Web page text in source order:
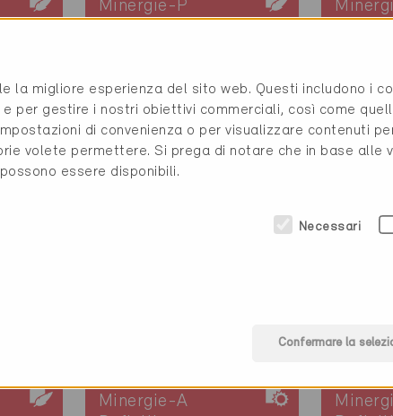
/
Minergie-P
Nuova costruzione,
Abitazioni MF
AG-607-P
Nuova
AG-
Minergie-A
la migliore esperienza del sito web. Questi includono i
per gestire i nostri obiettivi commerciali, così come
di convenienza o per visualizzare contenuti
volete permettere. Si prega di notare che in base alle
essere disponibili.
Necessari
Confermare la